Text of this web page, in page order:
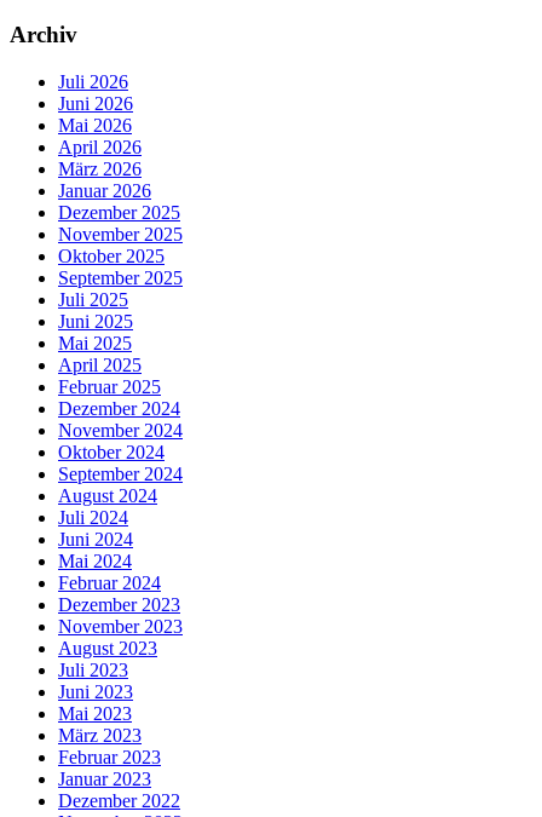
Archiv
Juli 2026
Juni 2026
Mai 2026
April 2026
März 2026
Januar 2026
Dezember 2025
November 2025
Oktober 2025
September 2025
Juli 2025
Juni 2025
Mai 2025
April 2025
Februar 2025
Dezember 2024
November 2024
Oktober 2024
September 2024
August 2024
Juli 2024
Juni 2024
Mai 2024
Februar 2024
Dezember 2023
November 2023
August 2023
Juli 2023
Juni 2023
Mai 2023
März 2023
Februar 2023
Januar 2023
Dezember 2022